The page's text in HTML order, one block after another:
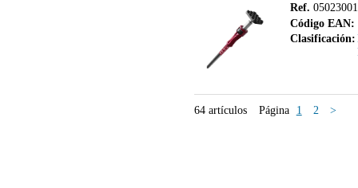
Ref.
Código EAN:
Clasificación:
Página 1 2 >
64 artículos